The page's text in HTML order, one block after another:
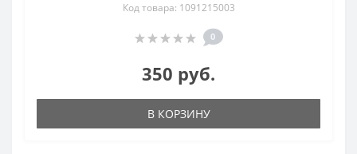
Код товара: 1091215003
0
350 руб.
В КОРЗИНУ